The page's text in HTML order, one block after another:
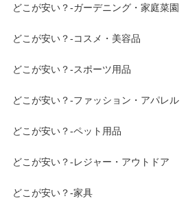
どこが安い？-ガーデニング・家庭菜園
どこが安い？-コスメ・美容品
どこが安い？-スポーツ用品
どこが安い？-ファッション・アパレル
どこが安い？-ペット用品
どこが安い？-レジャー・アウトドア
どこが安い？-家具